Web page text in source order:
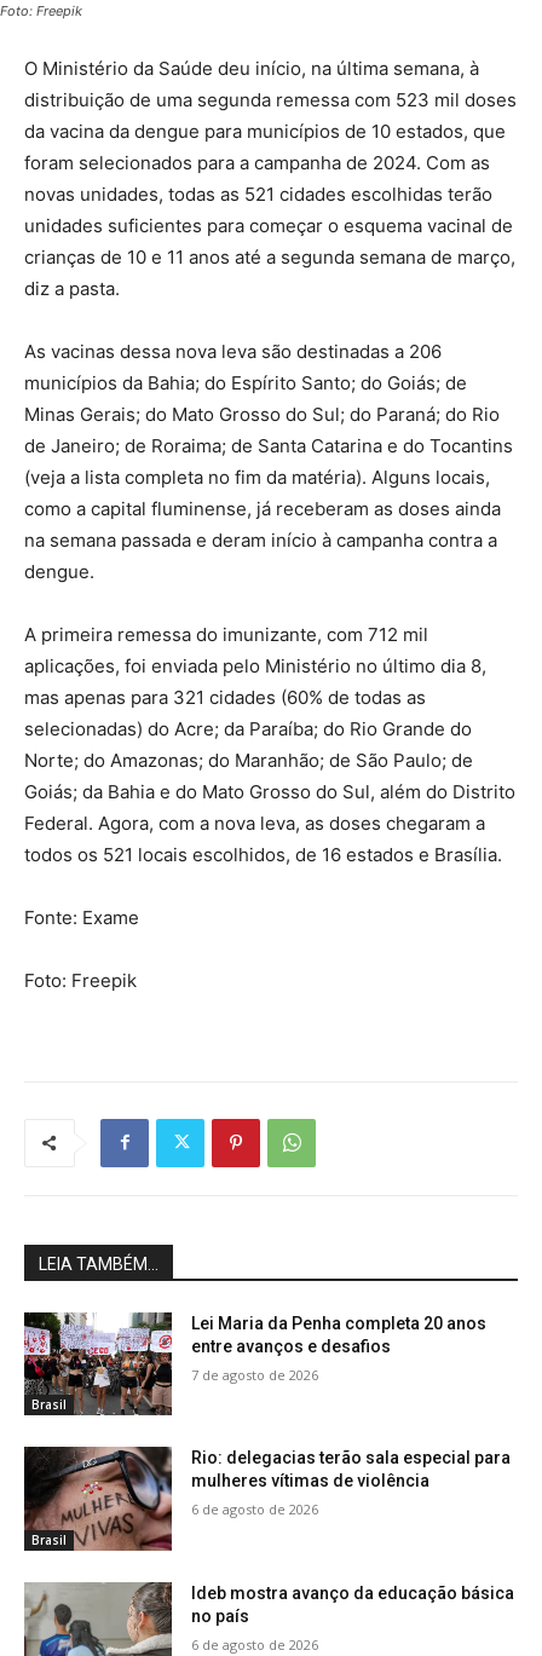
Foto: Freepik
O Ministério da Saúde deu início, na última semana, à
distribuição de uma segunda remessa com 523 mil doses
da vacina da dengue para municípios de 10 estados, que
foram selecionados para a campanha de 2024. Com as
novas unidades, todas as 521 cidades escolhidas terão
unidades suficientes para começar o esquema vacinal de
crianças de 10 e 11 anos até a segunda semana de março,
diz a pasta.
As vacinas dessa nova leva são destinadas a 206
municípios da Bahia; do Espírito Santo; do Goiás; de
Minas Gerais; do Mato Grosso do Sul; do Paraná; do Rio
de Janeiro; de Roraima; de Santa Catarina e do Tocantins
(veja a lista completa no fim da matéria). Alguns locais,
como a capital fluminense, já receberam as doses ainda
na semana passada e deram início à campanha contra a
dengue.
A primeira remessa do imunizante, com 712 mil
aplicações, foi enviada pelo Ministério no último dia 8,
mas apenas para 321 cidades (60% de todas as
selecionadas) do Acre; da Paraíba; do Rio Grande do
Norte; do Amazonas; do Maranhão; de São Paulo; de
Goiás; da Bahia e do Mato Grosso do Sul, além do Distrito
Federal. Agora, com a nova leva, as doses chegaram a
todos os 521 locais escolhidos, de 16 estados e Brasília.
Fonte: Exame
Foto: Freepik
LEIA TAMBÉM...
Brasil
Lei Maria da Penha completa 20 anos
entre avanços e desafios
7 de agosto de 2026
Brasil
Rio: delegacias terão sala especial para
mulheres vítimas de violência
6 de agosto de 2026
Ideb mostra avanço da educação básica
no país
6 de agosto de 2026